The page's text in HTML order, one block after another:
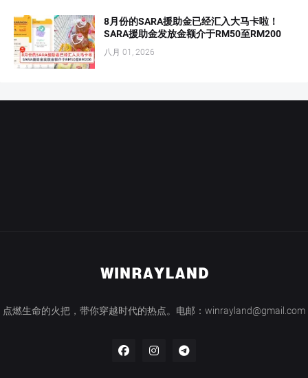
8月份的SARA援助金已经汇入大马卡啦！
SARA援助金发放金额介于RM50至RM200
八月 01, 2026
点燃生命的火把，带你穿越时代的热点。电邮：winrayland@gmail.com